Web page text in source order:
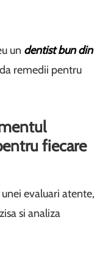
un dentist bun din
remedii pentru
fiecare
evaluari atente,
si analiza